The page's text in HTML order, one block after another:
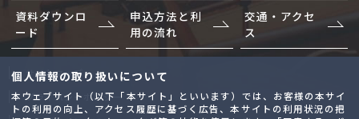
個人情報の取り扱いについて
本ウェブサイト（以下「本サイト」といいます）では、お客様の本サイ
トの利用の向上、アクセス履歴に基づく広告、本サイトの利用状況の把
資料ダウンロ
ード
申込方法と利
用の流れ
交通・アクセ
ス
サイトマップ
プライバシーポリシー